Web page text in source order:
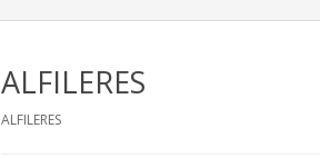
ALFILERES
ALFILERES